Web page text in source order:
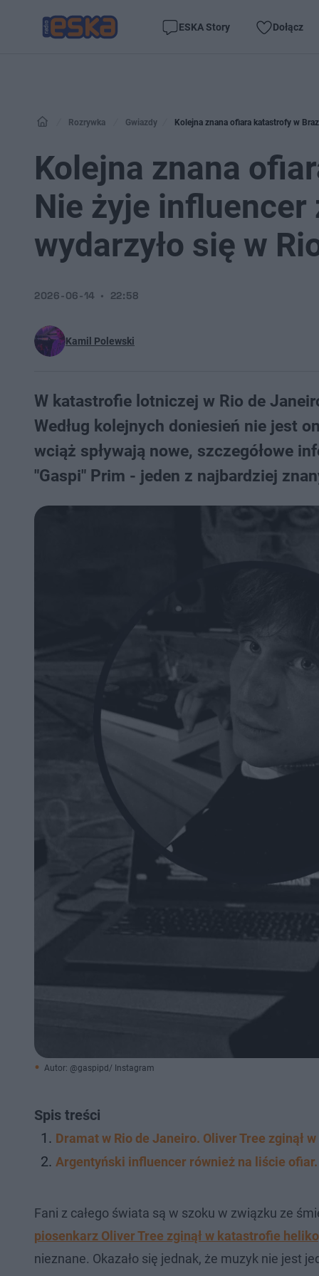
ESKA Story Dołącz
Rozrywka Gwiazdy Kolejna znana ofiara katastrofy w
Kolejna znana
Nie żyje influencer
wydarzyło się w
Kamil Polewski
2026-06-14 22:58
W katastrofie lotniczej w Rio de
Według kolejnych doniesień nie jest
wciąż spływają nowe, szczegółowe
"Gaspi" Prim - jeden z najbardziej
Autor: @gaspipd/ Instagram
Spis treści
Dramat w Rio de Janeiro. Oliver Tree zginął
Argentyński influencer również na liście
Fani z całego świata są w szoku w związku ze
piosenkarz Oliver Tree zginął w katastrofie
nieznane. Okazało się jednak, że muzyk nie jest